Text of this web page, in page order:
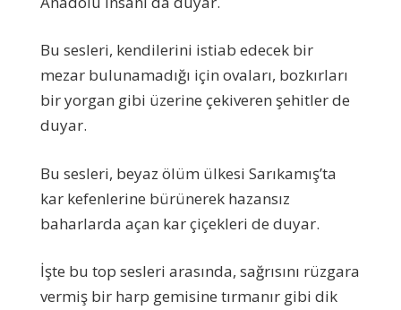
Bu sesleri, kendilerini istiab edecek bir
mezar bulunamadığı için ovaları, bozkırları
bir yorgan gibi üzerine çekiveren şehitler de
duyar.
Bu sesleri, beyaz ölüm ülkesi Sarıkamış’ta
kar kefenlerine bürünerek hazansız
baharlarda açan kar çiçekleri de duyar.
İşte bu top sesleri arasında, sağrısını rüzgara
vermiş bir harp gemisine tırmanır gibi dik